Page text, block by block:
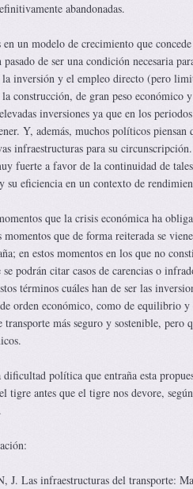
abandonadas.
en un modelo de crecimiento que
pasado de ser una condición necesaria
inversión y el empleo directo (pero
construcción, de gran peso
inversiones ya que en los
Y, además, muchos políticos
infraestructuras para su
fuerte a favor de la continuidad de
su eficiencia en un contexto de
que la crisis económica ha
momentos que de forma reiterada se
en estos momentos en los que no
podrán citar casos de carencias o
términos cuáles han de ser las
orden económico, como de equilibrio
transporte más seguro y sostenible, pero
dificultad política que entraña esta
tigre antes que el tigre nos devore,
Las infraestructuras del transporte: